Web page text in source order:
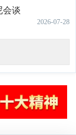
会谈
2026-07-28